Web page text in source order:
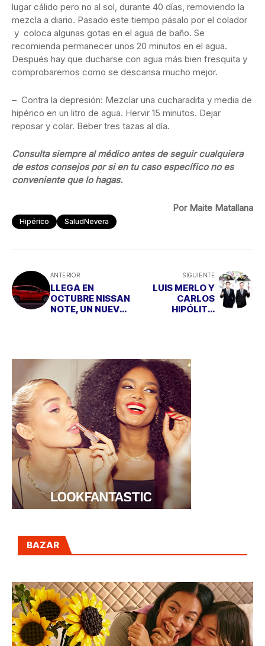
lugar cálido pero no al sol, durante 40 días, removiendo la
mezcla a diario. Pasado este tiempo pásalo por el colador
y coloca algunas gotas en el agua de baño. Se
recomienda permanecer unos 20 minutos en el agua.
Después hay que ducharse con agua más bien fresquita y
comprobaremos como se descansa mucho mejor.
– Contra la depresión: Mezclar una cucharadita y media de
hipérico en un litro de agua. Hervir 15 minutos. Dejar
reposar y colar. Beber tres tazas al día.
Consulta siempre al médico antes de seguir cualquiera
de estos consejos por si en tu caso específico no es
conveniente que lo hagas.
Por Maite Matallana
Hipérico SaludNevera
ANTERIOR
LLEGA EN
OCTUBRE NISSAN
NOTE, UN NUEVO
SIGUIENTE
LUIS MERLO Y
CARLOS
HIPÓLITO
BAZAR